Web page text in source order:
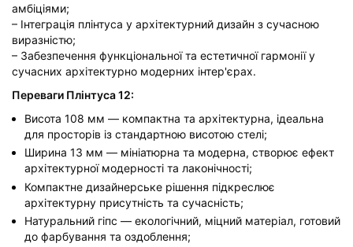
амбіціями;
– Інтеграція плінтуса у архітектурний дизайн з сучасною
виразністю;
– Забезпечення функціональної та естетичної гармонії у
сучасних архітектурно модерних інтер'єрах.
Переваги Плінтуса 12:
Висота 108 мм — компактна та архітектурна, ідеальна
для просторів із стандартною висотою стелі;
Ширина 13 мм — мініатюрна та модерна, створює ефект
архітектурної модерності та лаконічності;
Компактне дизайнерське рішення підкреслює
архітектурну присутність та сучасність;
Натуральний гіпс — екологічний, міцний матеріал, готовий
до фарбування та оздоблення;